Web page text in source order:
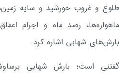
طلوع و غروب خورشید و سایه
ماهواره‌ها، رصد ماه و اجرام
بارش‌های شهابی اشاره کرد.
گفتنی است؛ بارش شهابی